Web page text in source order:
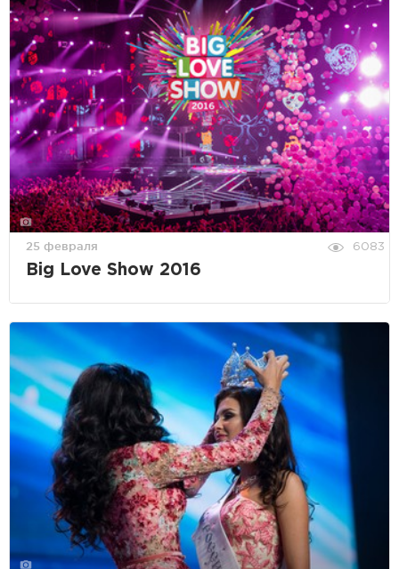
25 февраля 6083
Big Love Show 2016